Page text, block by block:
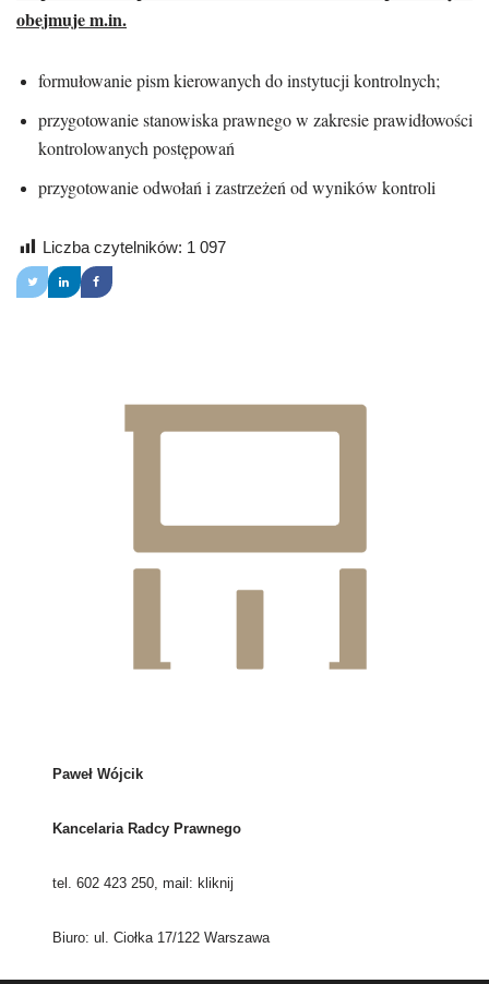
obejmuje m.in.
formułowanie pism kierowanych do instytucji kontrolnych;
przygotowanie stanowiska prawnego w zakresie prawidłowości
kontrolowanych postępowań
przygotowanie odwołań i zastrzeżeń od wyników kontroli
Liczba czytelników: 1 097
Paweł Wójcik
Kancelaria Radcy Prawnego
tel. 602 423 250, mail: kliknij
Biuro: ul. Ciołka 17/122 Warszawa